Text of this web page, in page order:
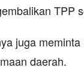
TPP
juga
daerah.